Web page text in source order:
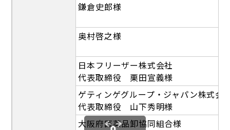
鎌倉史郎様
奥村啓之様
日本フリーザー株式会社
代表取締役 栗田宣義様
ゲティンゲグループ・ジャパン株式会
代表取締役 山下秀明様
大阪府医薬品卸協同組合様